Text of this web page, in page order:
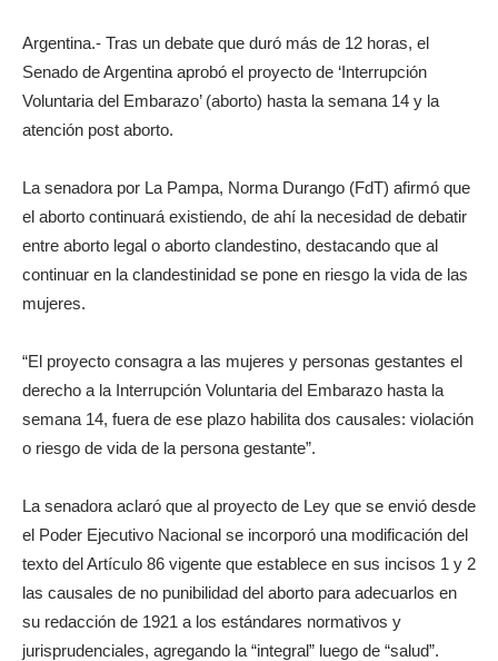
Argentina.- Tras un debate que duró más de 12 horas, el
Senado de Argentina aprobó el proyecto de ‘Interrupción
Voluntaria del Embarazo’ (aborto) hasta la semana 14 y la
atención post aborto.
La senadora por La Pampa, Norma Durango (FdT) afirmó que
el aborto continuará existiendo, de ahí la necesidad de debatir
entre aborto legal o aborto clandestino, destacando que al
continuar en la clandestinidad se pone en riesgo la vida de las
mujeres.
“El proyecto consagra a las mujeres y personas gestantes el
derecho a la Interrupción Voluntaria del Embarazo hasta la
semana 14, fuera de ese plazo habilita dos causales: violación
o riesgo de vida de la persona gestante”.
La senadora aclaró que al proyecto de Ley que se envió desde
el Poder Ejecutivo Nacional se incorporó una modificación del
texto del Artículo 86 vigente que establece en sus incisos 1 y 2
las causales de no punibilidad del aborto para adecuarlos en
su redacción de 1921 a los estándares normativos y
jurisprudenciales, agregando la “integral” luego de “salud”.